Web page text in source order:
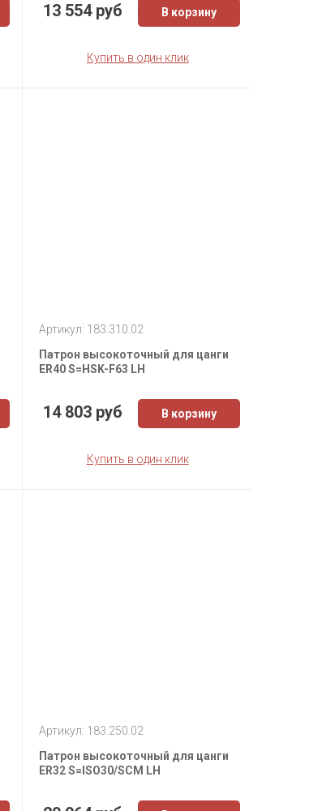
13 554 руб В корзину
Купить в один клик
Артикул: 183.310.02
Патрон высокоточный для цанги
ER40 S=HSK-F63 LH
14 803 руб В корзину
Купить в один клик
Артикул: 183.250.02
Патрон высокоточный для цанги
ER32 S=ISO30/SCM LH